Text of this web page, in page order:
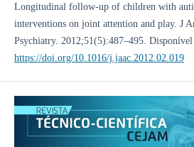
Longitudinal follow-up of children with
interventions on joint attention and play. J
Psychiatry. 2012;51(5):487–495. Disponível
https://doi.org/10.1016/j.jaac.2012.02.019